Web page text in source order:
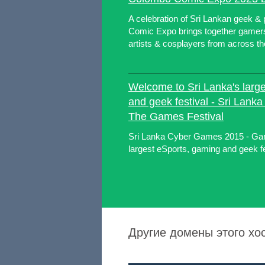
A celebration of Sri Lankan geek
Comic Expo brings together
artists & cosplayers from across
Welcome to Sri Lanka's
and geek festival - Sri
The Games Festival
Sri Lanka Cyber Games 2015 -
largest eSports, gaming and geek
Другие домены этого